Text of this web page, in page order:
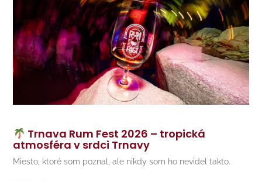
Trnava Rum Fest 2026 – tropická
atmosféra v srdci Trnavy
Miesto, ktoré som poznal, ale nikdy som ho nevidel takto.